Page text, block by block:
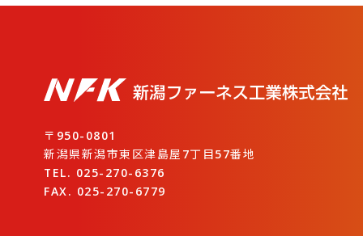
〒950-0801
新潟県新潟市東区津島屋7丁目57番地
TEL. 025-270-6376
FAX. 025-270-6779